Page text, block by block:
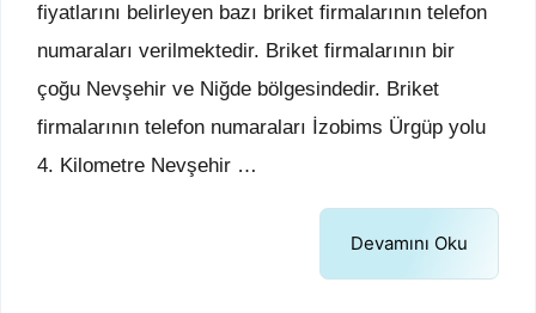
fiyatlarını belirleyen bazı briket firmalarının telefon
numaraları verilmektedir. Briket firmalarının bir
çoğu Nevşehir ve Niğde bölgesindedir. Briket
firmalarının telefon numaraları İzobims Ürgüp yolu
4. Kilometre Nevşehir …
Devamını Oku